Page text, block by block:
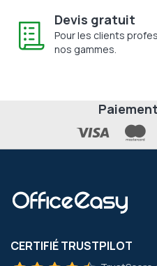
Devis gratuit
Pour les clients
nos gammes.
CERTIFIÉ TRUSTPILOT